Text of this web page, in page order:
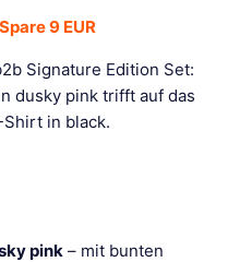
9 EUR
Signature Edition Set:
dusky pink trifft auf das
in black.
pink – mit bunten